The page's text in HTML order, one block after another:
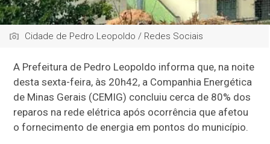
Cidade de Pedro Leopoldo / Redes Sociais
A Prefeitura de Pedro Leopoldo informa que, na noite
desta sexta-feira, às 20h42, a Companhia Energética
de Minas Gerais (CEMIG) concluiu cerca de 80% dos
reparos na rede elétrica após ocorrência que afetou
o fornecimento de energia em pontos do município.